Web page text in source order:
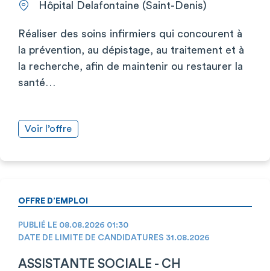
Hôpital Delafontaine (Saint-Denis)
Réaliser des soins infirmiers qui concourent à
la prévention, au dépistage, au traitement et à
la recherche, afin de maintenir ou restaurer la
santé…
Voir l’offre
OFFRE D’EMPLOI
PUBLIÉ LE 08.08.2026 01:30
DATE DE LIMITE DE CANDIDATURES 31.08.2026
ASSISTANTE SOCIALE - CH